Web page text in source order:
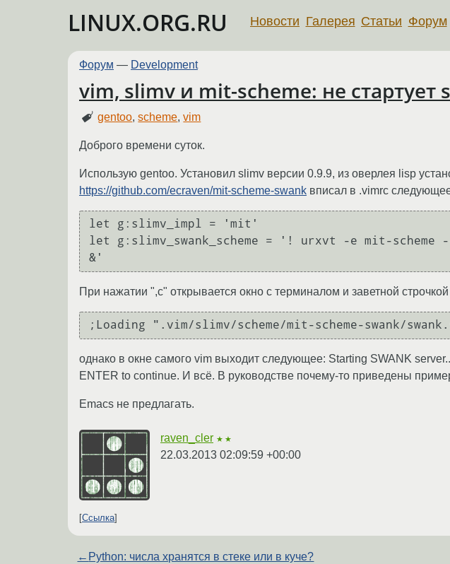
LINUX.ORG.RU Новости Галерея Статьи Форум
Форум — Development
vim, slimv и mit-scheme: не стартует
gentoo,scheme,vim
Доброго времени суток.
Использую gentoo. Установил slimv версии 0.9.9, из оверлея lisp
https://github.com/ecraven/mit-scheme-swank вписал в .vimrc
let g:slimv_impl = 'mit'
let g:slimv_swank_scheme = '! urxvt -e mit-scheme
&'
При нажатии ",c" открывается окно с терминалом и заветной строчкой
;Loading ".vim/slimv/scheme/mit-scheme-swank/
однако в окне самого vim выходит следующее: Starting SWANK
ENTER to continue. И всё. В руководстве почему-то приведены
Emacs не предлагать.
raven_cler ★★
22.03.2013 02:09:59 +00:00
Ссылка
← Python: числа хранятся в стеке или в куче?